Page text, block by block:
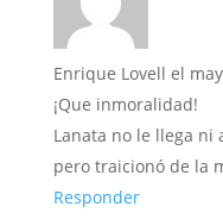
Enrique Lovell el
¡Que inmoralidad!
Lanata no le llega ni
pero traicionó de la
Responder